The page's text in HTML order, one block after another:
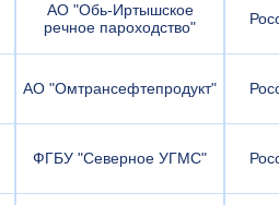
АО "Обь-Иртышское
речное пароходство"
АО "Омтрансефтепродукт"
ФГБУ "Северное УГМС"